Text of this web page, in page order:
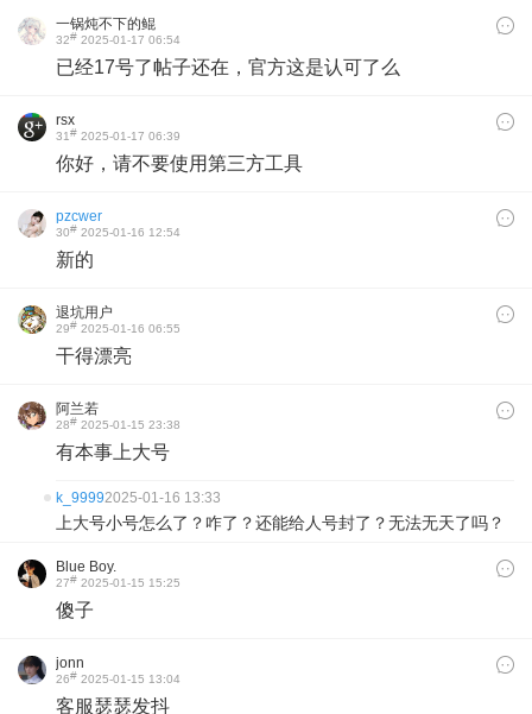
一锅炖不下的鲲
32# 2025-01-17 06:54
已经17号了帖子还在，官方这是认可了么
rsx
31# 2025-01-17 06:39
你好，请不要使用第三方工具
pzcwer
30# 2025-01-16 12:54
新的
退坑用户
29# 2025-01-16 06:55
干得漂亮
阿兰若
28# 2025-01-15 23:38
有本事上大号
k_99992025-01-16 13:33
上大号小号怎么了？咋了？还能给人号封了？无法无天了吗？
Blue Boy.
27# 2025-01-15 15:25
傻子
jonn
26# 2025-01-15 13:04
客服瑟瑟发抖